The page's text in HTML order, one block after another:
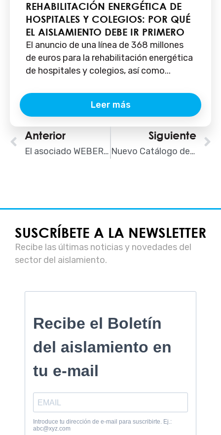
REHABILITACIÓN ENERGÉTICA DE
HOSPITALES Y COLEGIOS: POR QUÉ
EL AISLAMIENTO DEBE IR PRIMERO
El anuncio de una línea de 368 millones
de euros para la rehabilitación energética
de hospitales y colegios, así como...
Leer más
Ant
Anterior
El asociado WEBER obtiene el primer ETE a nivel europeo para su sistema SATE con acabado cerámico
Siguiente
Nuevo Catálogo de Soluciones AISLA
SUSCRÍBETE A LA NEWSLETTER
Recibe las últimas noticias y novedades del
sector del aislamiento.